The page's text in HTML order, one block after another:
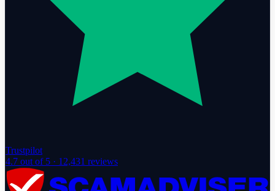
Trustpilot
4.7 out of 5 · 12,431 reviews